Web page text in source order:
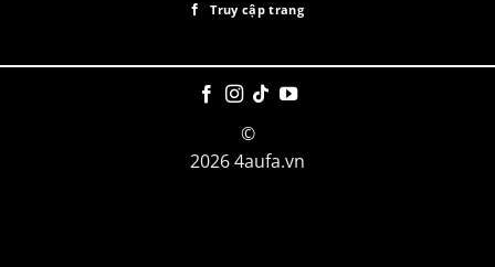
Truy cập trang
©
2026 4aufa.vn